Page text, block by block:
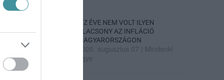
TÍZ ÉVE NEM VOLT ILYEN
ALACSONY AZ INFLÁCIÓ
MAGYARORSZÁGON
2026. augusztus 07
Mindenki
ügye